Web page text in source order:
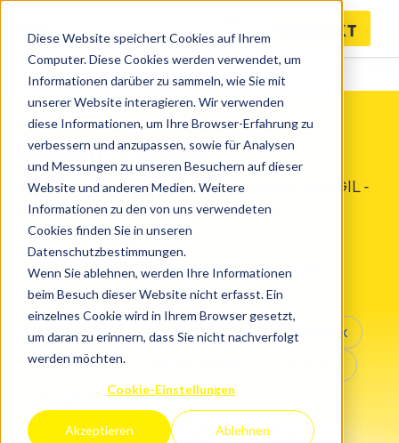
Diese Website speichert Cookies auf Ihrem
Computer. Diese Cookies werden verwendet, um
Informationen darüber zu sammeln, wie Sie mit
unserer Website interagieren. Wir verwenden
diese Informationen, um Ihre Browser-Erfahrung zu
verbessern und anzupassen, sowie für Analysen
und Messungen zu unseren Besuchern auf dieser
Website und anderen Medien. Weitere
Informationen zu den von uns verwendeten
Cookies finden Sie in unseren
Datenschutzbestimmungen.
Wenn Sie ablehnen, werden Ihre Informationen
beim Besuch dieser Website nicht erfasst. Ein
einzelnes Cookie wird in Ihrem Browser gesetzt,
um daran zu erinnern, dass Sie nicht nachverfolgt
werden möchten.
Cookie-Einstellungen
Akzeptieren Ablehnen
KONTAKT
STAGIL - Blogs
Alle Neuigkeiten und Announcements: STAGIL -
Atlassian Platinum Solution Partner
Agil Apps für Jira Atlassian Atlas
Atlassian Cloud Aus dem Team
Bitbucket Business Teams catworkx
Confluence
DocumentDownload
Einkauf und Beschaffung Enterprise